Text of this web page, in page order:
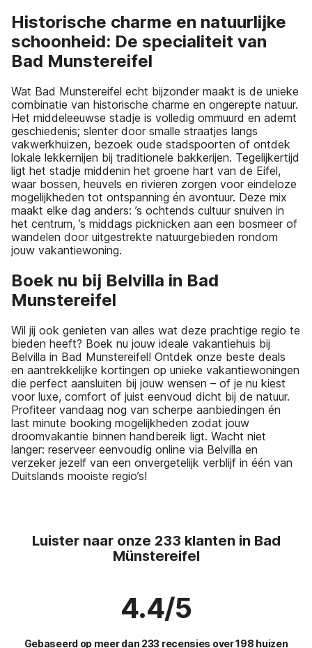
Historische charme en natuurlijke
schoonheid: De specialiteit van
Bad Munstereifel
Wat Bad Munstereifel echt bijzonder maakt is de unieke
combinatie van historische charme en ongerepte natuur.
Het middeleeuwse stadje is volledig ommuurd en ademt
geschiedenis; slenter door smalle straatjes langs
vakwerkhuizen, bezoek oude stadspoorten of ontdek
lokale lekkernijen bij traditionele bakkerijen. Tegelijkertijd
ligt het stadje middenin het groene hart van de Eifel,
waar bossen, heuvels en rivieren zorgen voor eindeloze
mogelijkheden tot ontspanning én avontuur. Deze mix
maakt elke dag anders: ’s ochtends cultuur snuiven in
het centrum, ’s middags picknicken aan een bosmeer of
wandelen door uitgestrekte natuurgebieden rondom
jouw vakantiewoning.
Boek nu bij Belvilla in Bad
Munstereifel
Wil jij ook genieten van alles wat deze prachtige regio te
bieden heeft? Boek nu jouw ideale vakantiehuis bij
Belvilla in Bad Munstereifel! Ontdek onze beste deals
en aantrekkelijke kortingen op unieke vakantiewoningen
die perfect aansluiten bij jouw wensen – of je nu kiest
voor luxe, comfort of juist eenvoud dicht bij de natuur.
Profiteer vandaag nog van scherpe aanbiedingen én
last minute booking mogelijkheden zodat jouw
droomvakantie binnen handbereik ligt. Wacht niet
langer: reserveer eenvoudig online via Belvilla en
verzeker jezelf van een onvergetelijk verblijf in één van
Duitslands mooiste regio’s!
Luister naar onze 233 klanten in Bad
Münstereifel
4.4/5
Gebaseerd op meer dan 233 recensies over 198 huizen